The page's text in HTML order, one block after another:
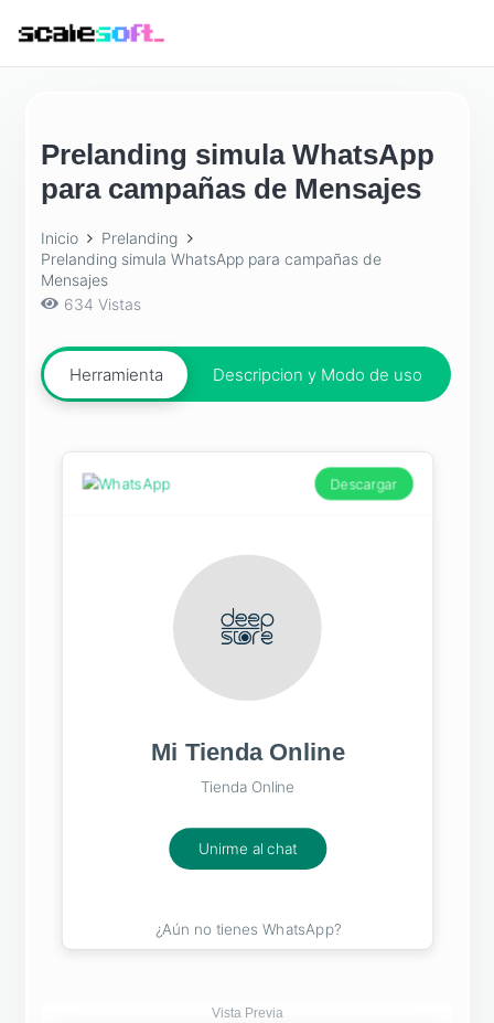
Prelanding simula WhatsApp
para campañas de Mensajes
Inicio
Prelanding
Prelanding simula WhatsApp para campañas de
Mensajes
634 Vistas
Herramienta Descripcion y Modo de uso
Descargar
Mi Tienda Online
Tienda Online
Unirme al chat
¿Aún no tienes WhatsApp?
Vista Previa